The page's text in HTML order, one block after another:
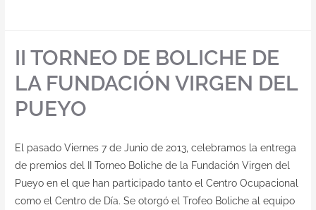
II TORNEO DE BOLICHE DE
LA FUNDACIÓN VIRGEN DEL
PUEYO
El pasado Viernes 7 de Junio de 2013, celebramos la entrega
de premios del II Torneo Boliche de la Fundación Virgen del
Pueyo en el que han participado tanto el Centro Ocupacional
como el Centro de Día. Se otorgó el Trofeo Boliche al equipo